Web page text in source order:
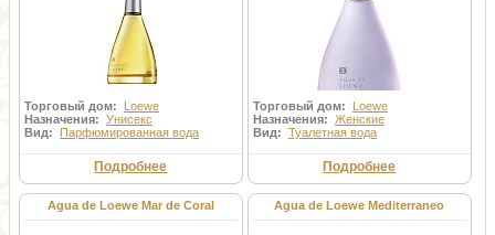
Торговый дом: Loewe
Назначения: Унисекс
Вид: Парфюмированная вода
Подробнее
Торговый дом: Loewe
Назначения: Женские
Вид: Туалетная вода
Подробнее
Agua de Loewe Mar de Coral Agua de Loewe Mediterraneo